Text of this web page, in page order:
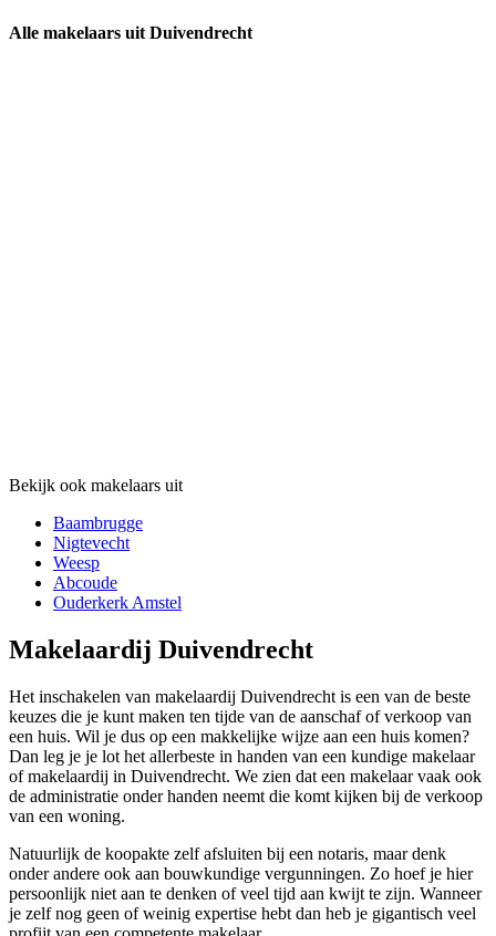
Alle makelaars uit Duivendrecht
Bekijk ook makelaars uit
Baambrugge
Nigtevecht
Weesp
Abcoude
Ouderkerk Amstel
Makelaardij Duivendrecht
Het inschakelen van makelaardij Duivendrecht is een van de beste
keuzes die je kunt maken ten tijde van de aanschaf of verkoop van
een huis. Wil je dus op een makkelijke wijze aan een huis komen?
Dan leg je je lot het allerbeste in handen van een kundige makelaar
of makelaardij in Duivendrecht. We zien dat een makelaar vaak ook
de administratie onder handen neemt die komt kijken bij de verkoop
van een woning.
Natuurlijk de koopakte zelf afsluiten bij een notaris, maar denk
onder andere ook aan bouwkundige vergunningen. Zo hoef je hier
persoonlijk niet aan te denken of veel tijd aan kwijt te zijn. Wanneer
je zelf nog geen of weinig expertise hebt dan heb je gigantisch veel